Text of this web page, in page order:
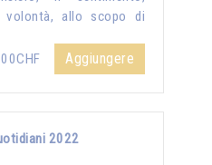
volontà, allo scopo di
Aggiungere
2022